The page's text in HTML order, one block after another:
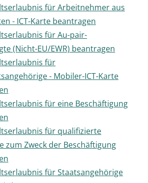
für Arbeitnehmer aus
- ICT-Karte beantragen
für Au-pair-
(Nicht-EU/EWR) beantragen
für
- Mobiler-ICT-Karte
für eine Beschäftigung
für qualifizierte
zum Zweck der Beschäftigung
für Staatsangehörige